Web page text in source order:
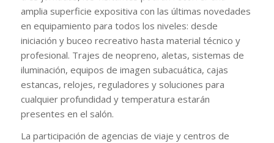
amplia superficie expositiva con las últimas novedades
en equipamiento para todos los niveles: desde
iniciación y buceo recreativo hasta material técnico y
profesional. Trajes de neopreno, aletas, sistemas de
iluminación, equipos de imagen subacuática, cajas
estancas, relojes, reguladores y soluciones para
cualquier profundidad y temperatura estarán
presentes en el salón.
La participación de agencias de viaje y centros de